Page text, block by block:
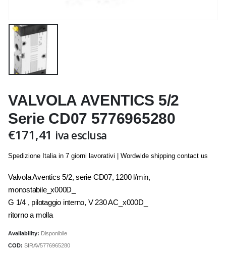
VALVOLA AVENTICS 5/2
Serie CD07 5776965280
€171,41 iva esclusa
Spedizione Italia in 7 giorni lavorativi | Wordwide shipping contact us
Valvola Aventics 5/2, serie CD07, 1200 l/min,
monostabile_x000D_
G 1/4 , pilotaggio interno, V 230 AC_x000D_
ritorno a molla
Availability: Disponibile
COD: SIRAV5776965280